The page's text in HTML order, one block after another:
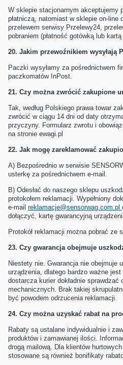
W sklepie stacjonarnym akceptujemy
płatniczą, natomiast w sklepie on-line
przelewem serwisy Przelewy24,
pobraniem (płatność gotówką lub kartą
20. Jakim przewoźnikiem wysyłają
Paczki wysyłamy za pośrednictwem
paczkomatów InPost.
21. Czy można zwrócić zakupione
Tak, według Polskiego prawa towar
zwrócić w ciągu 14 dni od daty
przyczyny. Formularz zwrotu i
na stronie ewagi.pl
22. Jak mogę zareklamować
A) Bezpośrednio w serwisie
usterkę za pośrednictwem e-mail.
B) Odesłać do naszego sklepu
protokołem reklamacji. Wypełniony
e-mail reklamacje@sensorwag.com.pl
dołączyć, kartę gwarancyjną
Protokół reklamacji można pobrać ze
23. Czy gwarancja obejmuje
Niestety nie. Gwarancja nie obejmuje
urządzenia, dlatego bardzo ważne
dostarcza kurier dokładnie
mechanicznych. Brak takiej
być powodem odrzucenia reklamacji.
24. Czy można uzyskać rabat na
Rabaty są ustalane indywidualnie i
produktów i zamawianej ilości.
drogą mailową. Dla klientów
stosowane są również bonifikaty